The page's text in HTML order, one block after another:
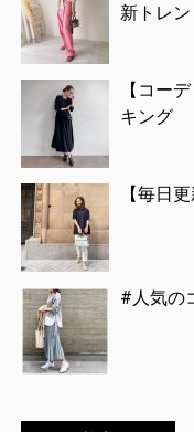
新トレ
【コー
キング
【毎日
#人気の